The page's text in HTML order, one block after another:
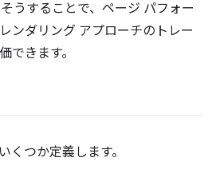
うすることで、ページ パフォー
ンダリング アプローチのトレー
できます。
くつか定義します。